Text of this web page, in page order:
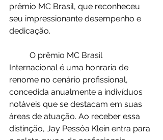
prêmio MC Brasil, que reconheceu
seu impressionante desempenho e
dedicação.
Internacional é uma honraria de
renome no cenário profissional,
concedida anualmente a indivíduos
notáveis que se destacam em suas
áreas de atuação. Ao receber essa
distinção, Jay Pessôa Klein entra para